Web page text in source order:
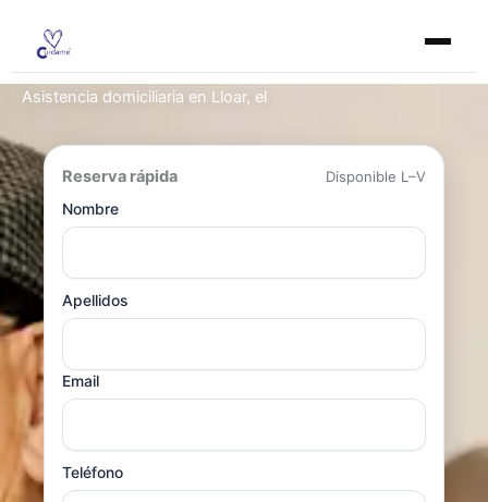
contenido
Asistencia domiciliaria en Lloar, el
Reserva rápida
Disponible L–V
Nombre
Apellidos
Email
Teléfono